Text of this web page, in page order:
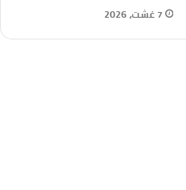
7 غشت، 2026